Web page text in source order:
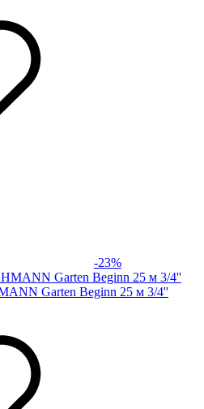
-23%
Garten Beginn 25 м 3/4''